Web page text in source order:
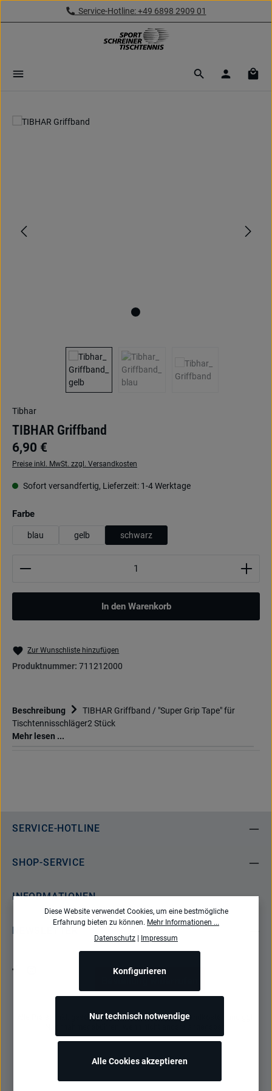
Zum Hauptinhalt springenService-Hotline: +49 6898 2909 01
Bildergalerie überspringen
Tibhar
TIBHAR Griffband
6,90 €
Preise inkl. MwSt. zzgl. Versandkosten
Sofort versandfertig, Lieferzeit: 1-4 Werktage
Farbeauswählen
blau gelb schwarz
Produkt Anzahl: Gib den gewünschten Wert ein
In den Warenkorb
Zur Wunschliste hinzufügen
Produktnummer: 711212000
Beschreibung
TIBHAR Griffband / "Super Grip Tape" für
Tischtennisschläger2 Stück
Mehr lesen ...
SERVICE-HOTLINE
SHOP-SERVICE
INFORMATIONEN
Alle Preise inkl. gesetzl. Mehrwertsteuer zzgl.Versandkosten
Diese Website verwendet Cookies, um eine bestmögliche
Erfahrung bieten zu können. Mehr Informationen ...
Datenschutz
Impressum
Nur technisch notwendige
Konfigurieren
Alle Cookies akzeptieren